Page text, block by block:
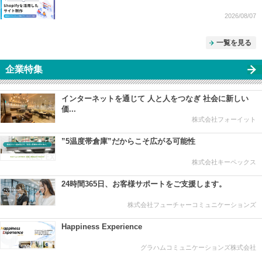
2026/08/07
一覧を見る
企業特集
インターネットを通じて 人と人をつなぎ 社会に新しい
価...
株式会社フォーイット
”5温度帯倉庫”だからこそ広がる可能性
株式会社キーペックス
24時間365日、お客様サポートをご支援します。
株式会社フューチャーコミュニケーションズ
Happiness Experience
グラハムコミュニケーションズ株式会社